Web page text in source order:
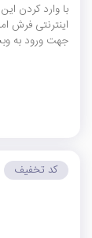
جهت ورود به
کد تخفیف